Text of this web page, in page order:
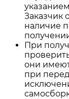
Заказчик
наличие
При
они
при